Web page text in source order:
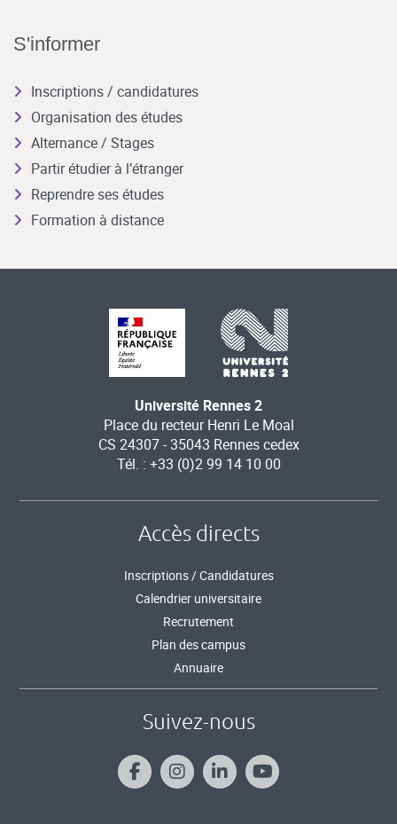
S'informer
Inscriptions / candidatures
Organisation des études
Alternance / Stages
Partir étudier à l’étranger
Reprendre ses études
Formation à distance
Université Rennes 2
Place du recteur Henri Le Moal
CS 24307 - 35043 Rennes cedex
Tél. : +33 (0)2 99 14 10 00
Accès directs
Inscriptions / Candidatures
Calendrier universitaire
Recrutement
Plan des campus
Annuaire
Suivez-nous